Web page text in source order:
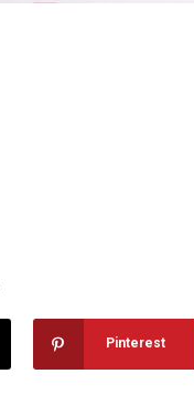
Pinterest